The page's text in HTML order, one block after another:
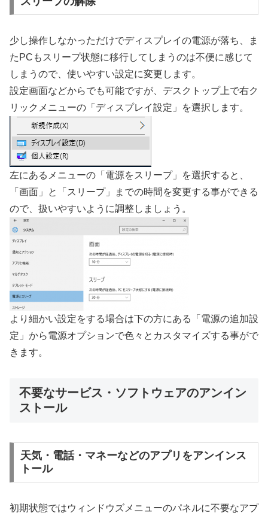
少し操作しなかっただけでディスプレイの電源が落ち、ま
たPCもスリープ状態に移行してしまうのは不便に感じて
しまうので、使いやすい設定に変更します。
設定画面などからでも可能ですが、デスクトップ上で右ク
リックメニューの「ディスプレイ設定」を選択します。
左にあるメニューの「電源をスリープ」を選択すると、
「画面」と「スリープ」までの時間を変更する事ができる
ので、扱いやすいように調整しましょう。
より細かい設定をする場合は下の方にある「電源の追加設
定」から電源オプションで色々とカスタマイズする事がで
きます。
不要なサービス・ソフトウェアのアンイン
ストール
天気・電話・マネーなどのアプリをアンインス
トール
初期状態ではウィンドウズメニューのパネルに不要なアプ